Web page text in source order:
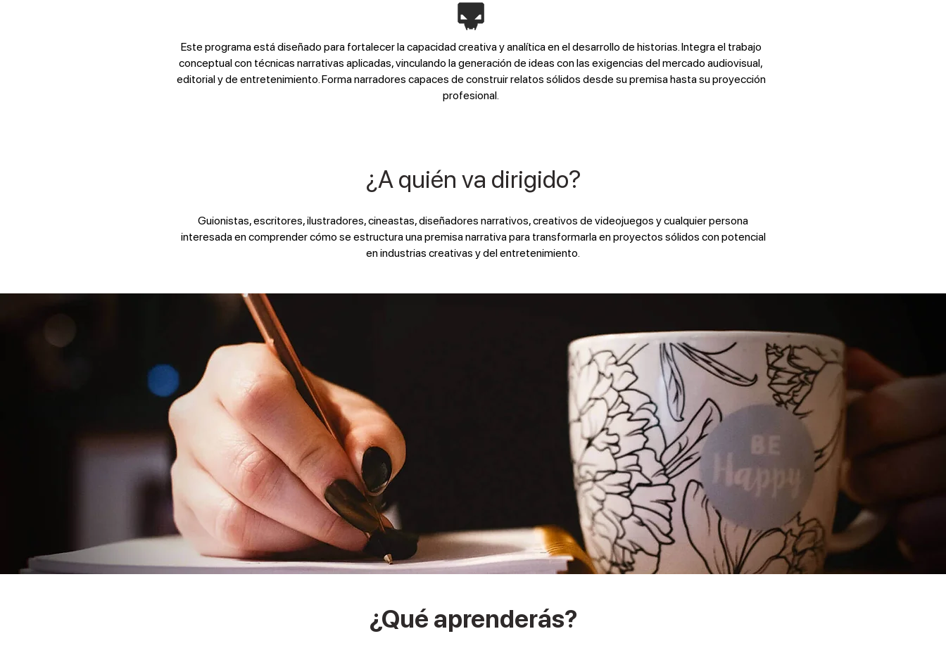
Este programa está diseñado para fortalecer la capacidad creativa y analítica en el desarrollo de historias. Integra el trabajo
conceptual con técnicas narrativas aplicadas, vinculando la generación de ideas con las exigencias del mercado audiovisual,
editorial y de entretenimiento. Forma narradores capaces de construir relatos sólidos desde su premisa hasta su proyección
profesional.
¿A quién va dirigido?
Guionistas, escritores, ilustradores, cineastas, diseñadores narrativos, creativos de videojuegos y cualquier persona
interesada en comprender cómo se estructura una premisa narrativa para transformarla en proyectos sólidos con potencial
en industrias creativas y del entretenimiento.
¿Qué aprenderás?